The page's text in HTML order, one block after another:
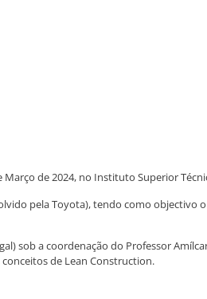
de 2024, no Instituto Superior
pela Toyota), tendo como objectivo
sob a coordenação do Professor
de Lean Construction.